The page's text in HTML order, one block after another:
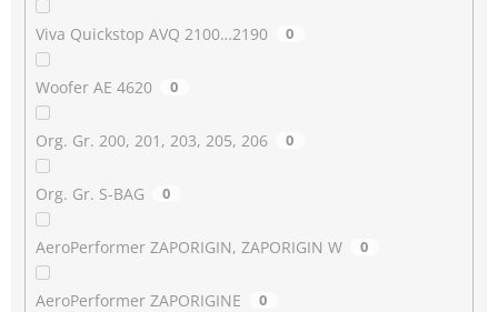
Viva Quickstop AVQ 2100…2190 0
Woofer AE 4620 0
Org. Gr. 200, 201, 203, 205, 206 0
Org. Gr. S-BAG 0
AeroPerformer ZAPORIGIN, ZAPORIGIN W 0
AeroPerformer ZAPORIGINE 0